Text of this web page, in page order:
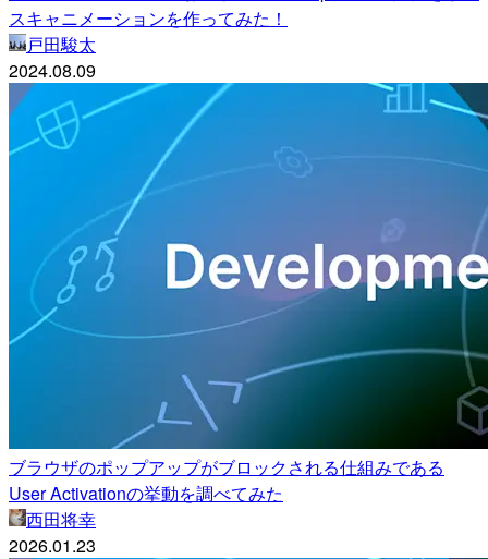
スキャニメーションを作ってみた！
戸田駿太
2024.08.09
ブラウザのポップアップがブロックされる仕組みである
User Activationの挙動を調べてみた
西田将幸
2026.01.23